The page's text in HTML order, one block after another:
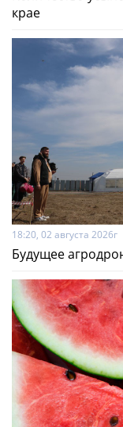
крае
18:20, 02 августа 2026г
Будущее